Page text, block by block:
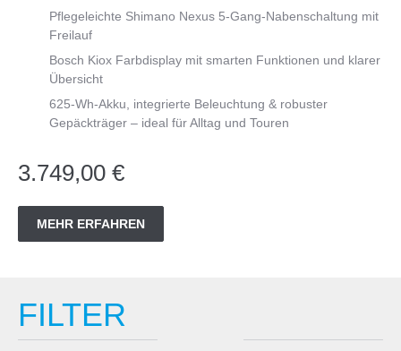
Pflegeleichte Shimano Nexus 5-Gang-Nabenschaltung mit
Freilauf
Bosch Kiox Farbdisplay mit smarten Funktionen und klarer
Übersicht
625-Wh-Akku, integrierte Beleuchtung & robuster
Gepäckträger – ideal für Alltag und Touren
3.749,00 €
MEHR ERFAHREN
FILTER